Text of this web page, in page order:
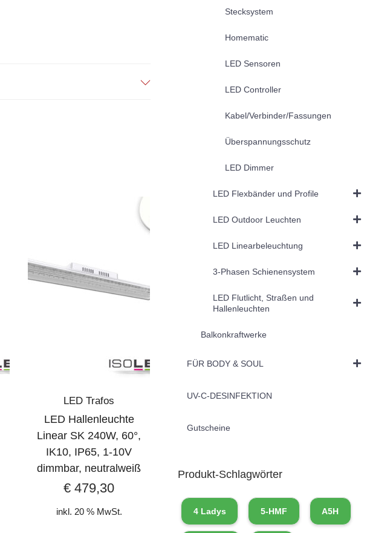
LED Trafos
LED Hallenleuchte
Linear SK 240W, 60°,
IK10, IP65, 1-10V
dimmbar, neutralweiß
€ 479,30
inkl. 20 % MwSt.
Stecksystem
Homematic
LED Sensoren
LED Controller
Kabel/Verbinder/Fassungen
Überspannungsschutz
LED Dimmer
LED Flexbänder und Profile
LED Outdoor Leuchten
LED Linearbeleuchtung
3-Phasen Schienensystem
LED Flutlicht, Straßen und
Hallenleuchten
Balkonkraftwerke
FÜR BODY & SOUL
UV-C-DESINFEKTION
Gutscheine
Produkt-Schlagwörter
4 Ladys 5-HMF A5H